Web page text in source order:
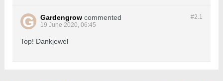
#2.1
Gardengrow commented
19 June 2020, 06:45
Top! Dankjewel